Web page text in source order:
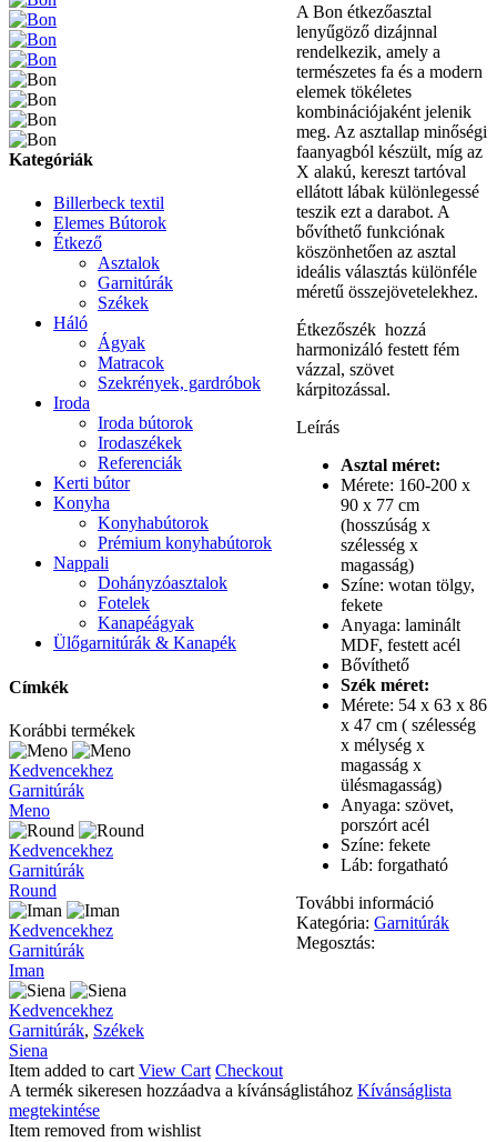
A Bon étkezőasztal
lenyűgöző dizájnnal
rendelkezik, amely a
természetes fa és a modern
elemek tökéletes
kombinációjaként jelenik
meg. Az asztallap minőségi
faanyagból készült, míg az
X alakú, kereszt tartóval
ellátott lábak különlegessé
teszik ezt a darabot. A
bővíthető funkciónak
köszönhetően az asztal
ideális választás különféle
méretű összejövetelekhez.
Étkezőszék hozzá
harmonizáló festett fém
vázzal, szövet
kárpitozással.
Leírás
Asztal méret:
Mérete: 160-200 x
90 x 77 cm
(hosszúság x
szélesség x
magasság)
Színe: wotan tölgy,
fekete
Anyaga: laminált
MDF, festett acél
Bővíthető
Szék méret:
Mérete: 54 x 63 x 86
x 47 cm ( szélesség
x mélység x
magasság x
ülésmagasság)
Anyaga: szövet,
porszórt acél
Színe: fekete
Láb: forgatható
További információ
Kategória:Garnitúrák
Megosztás:
Kategóriák
Billerbeck textil
Elemes Bútorok
Étkező
Asztalok
Garnitúrák
Székek
Háló
Ágyak
Matracok
Szekrények, gardróbok
Iroda
Iroda bútorok
Irodaszékek
Referenciák
Kerti bútor
Konyha
Konyhabútorok
Prémium konyhabútorok
Nappali
Dohányzóasztalok
Fotelek
Kanapéágyak
Ülőgarnitúrák & Kanapék
Címkék
Korábbi termékek
Meno
Kedvencekhez
Garnitúrák
Meno
Round
Kedvencekhez
Garnitúrák
Round
Iman
Kedvencekhez
Garnitúrák
Iman
Siena
Kedvencekhez
Garnitúrák, Székek
Siena
Item added to cart View Cart Checkout
A termék sikeresen hozzáadva a kívánságlistához Kívánságlista
megtekintése
Item removed from wishlist